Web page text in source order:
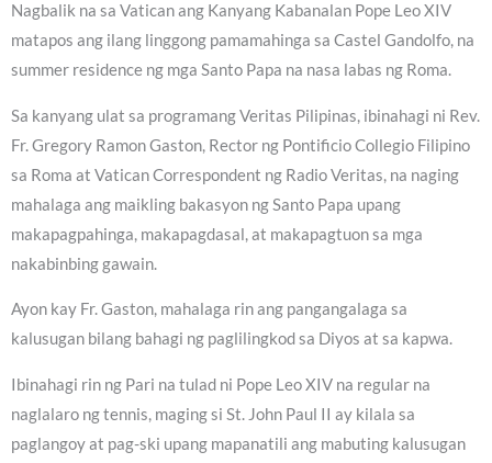
Nagbalik na sa Vatican ang Kanyang Kabanalan Pope Leo XIV
matapos ang ilang linggong pamamahinga sa Castel Gandolfo, na
summer residence ng mga Santo Papa na nasa labas ng Roma.
Sa kanyang ulat sa programang Veritas Pilipinas, ibinahagi ni Rev.
Fr. Gregory Ramon Gaston, Rector ng Pontificio Collegio Filipino
sa Roma at Vatican Correspondent ng Radio Veritas, na naging
mahalaga ang maikling bakasyon ng Santo Papa upang
makapagpahinga, makapagdasal, at makapagtuon sa mga
nakabinbing gawain.
Ayon kay Fr. Gaston, mahalaga rin ang pangangalaga sa
kalusugan bilang bahagi ng paglilingkod sa Diyos at sa kapwa.
Ibinahagi rin ng Pari na tulad ni Pope Leo XIV na regular na
naglalaro ng tennis, maging si St. John Paul II ay kilala sa
paglangoy at pag-ski upang mapanatili ang mabuting kalusugan